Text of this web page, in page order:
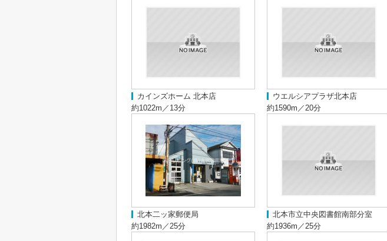
カインズホーム 北本店
約1022m／13分
ウエルシアプラザ北本店
約1590m／20分
北本二ッ家郵便局
約1982m／25分
北本市立中央図書館南部分室
約1936m／25分